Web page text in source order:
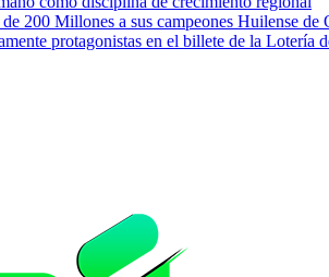
200 Millones a sus campeones Huilense
protagonistas en el billete de la Lotería